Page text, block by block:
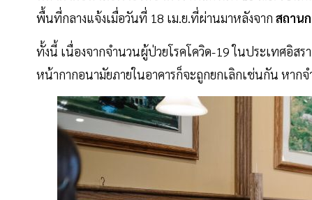
พื้นที่กลางแจ้งเมื่อวันที่ 18 เม.ย.ที่ผ่านมาหลังจาก สถาน
ทั้งนี้ เนื่องจากจำนวนผู้ป่วยโรคโควิด-19 ในประเทศอิสร
หน้ากากอนามัยภายในอาคารก็จะถูกยกเลิกเช่นกัน หาก